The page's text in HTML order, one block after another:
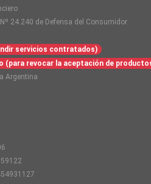
24.240 de Defensa del Consumidor
servicios contratados)
(para revocar la aceptación de
Argentina